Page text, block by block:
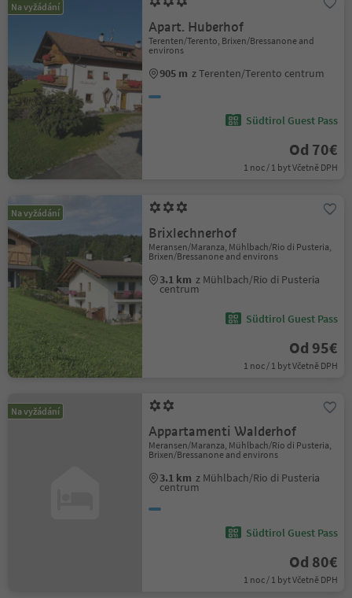
Na vyžádání
Apart. Huberhof
Terenten/Terento, Brixen/Bressanone and
environs
905 m z Terenten/Terento centrum
Südtirol Guest Pass
Od 70€
1 noc / 1 byt Včetně DPH
Na vyžádání
Brixlechnerhof
Meransen/Maranza, Mühlbach/Rio di Pusteria,
Brixen/Bressanone and environs
3.1 km z Mühlbach/Rio di Pusteria
centrum
Südtirol Guest Pass
Od 95€
1 noc / 1 byt Včetně DPH
Na vyžádání
Appartamenti Walderhof
Meransen/Maranza, Mühlbach/Rio di Pusteria,
Brixen/Bressanone and environs
3.1 km z Mühlbach/Rio di Pusteria
centrum
Südtirol Guest Pass
Od 80€
1 noc / 1 byt Včetně DPH